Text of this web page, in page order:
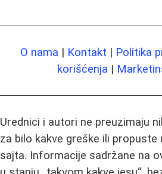
O nama | Kontakt | Politika
korišćenja |
Urednici i autori ne preuzimaju
za bilo kakve greške ili propuste
sajta. Informacije sadržane na